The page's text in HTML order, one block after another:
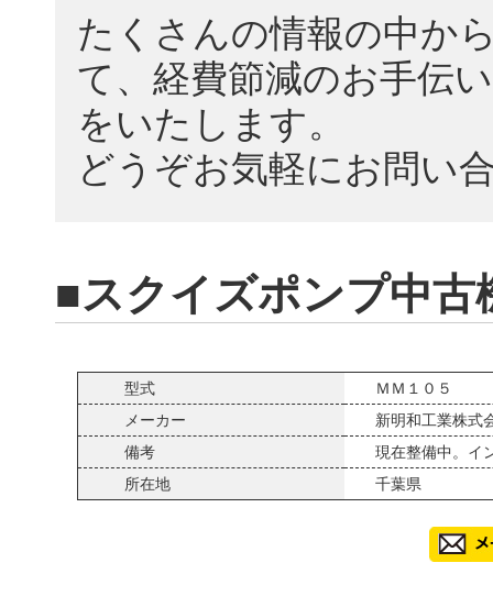
たくさんの情報の中か
て、経費節減のお手伝い
をいたします。
どうぞお気軽にお問い
■スクイズポンプ中古
型式
ＭＭ１０５
メーカー
新明和工業株式
備考
現在整備中。イ
所在地
千葉県